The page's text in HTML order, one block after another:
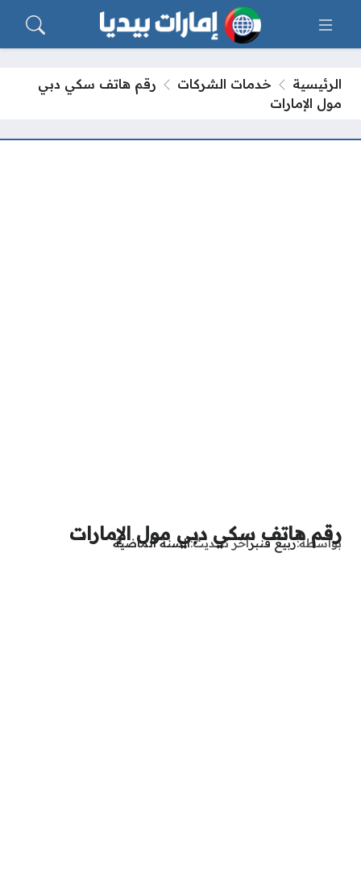
الرئيسية خدمات الشركات
رقم هاتف سكي دبي
مول الإمارات
رقم هاتف سكي دبي مول الإمارات
بواسطةربيع قنبرآخر تحديثالسنة الماضية